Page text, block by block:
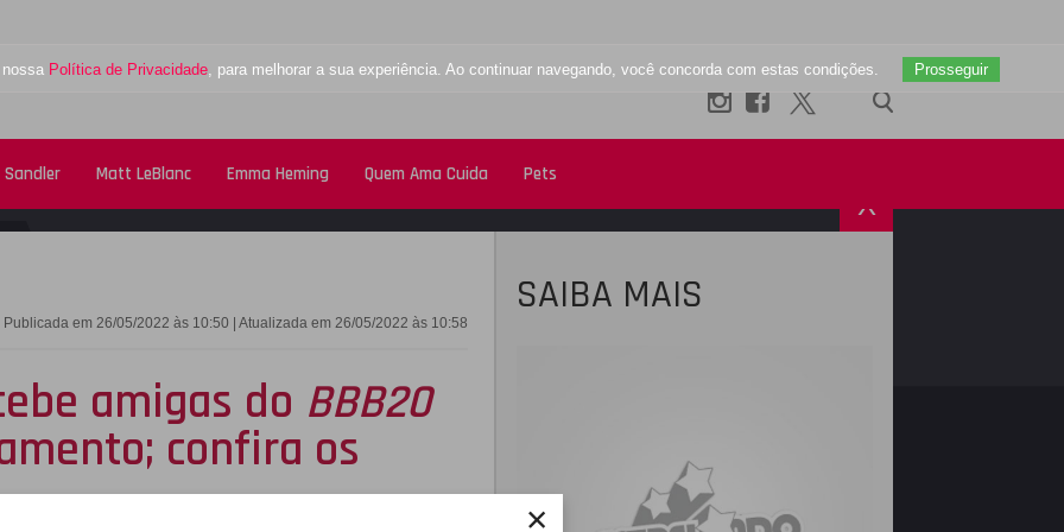
×
Política de Privacidade, para melhorar a sua experiência. Ao continuar navegando, você concorda com estas condições. Prosseguir
Sandler Matt LeBlanc Emma Heming Quem Ama Cuida Pets
X
Publicada em 26/05/2022 às 10:50 | Atualizada em 26/05/2022 às 10:58
amigas do BBB20
confira os
SAIBA MAIS
TWITTER INSTAGRAM